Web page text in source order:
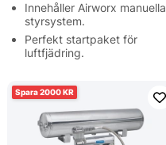
Innehåller Airworx manuella
styrsystem.
Perfekt startpaket för
luftfjädring.
2000